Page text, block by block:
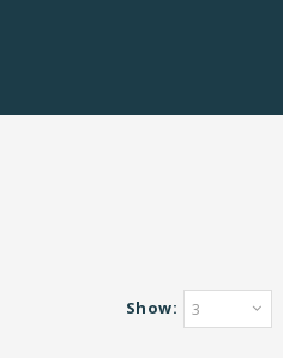
Show: 3